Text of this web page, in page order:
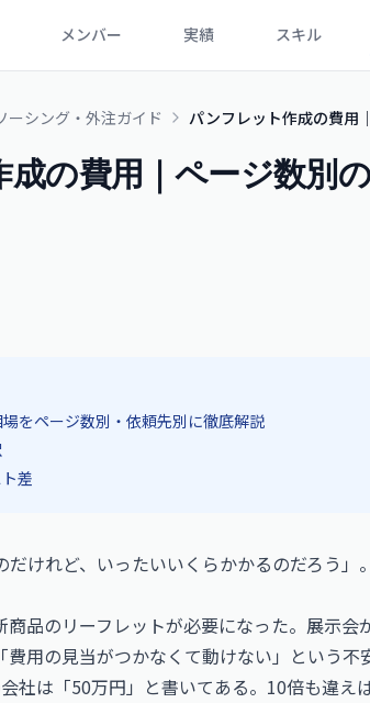
メンバー 実績 スキル
ーシング・外注ガイド パンフレット作成の費用
の費用｜ページ数別
をページ数別・依頼先別に徹底解説
差
だけれど、いったいいくらかかるのだろう
品のリーフレットが必要になった。展示会
用の見当がつかなくて動けない」という不
社は「50万円」と書いてある。10倍も違え